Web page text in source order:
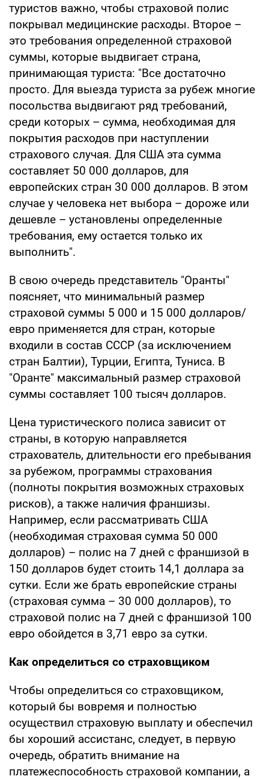
туристов важно, чтобы страховой полис
покрывал медицинские расходы. Второе –
это требования определенной страховой
суммы, которые выдвигает страна,
принимающая туриста: "Все достаточно
просто. Для выезда туриста за рубеж многие
посольства выдвигают ряд требований,
среди которых – сумма, необходимая для
покрытия расходов при наступлении
страхового случая. Для США эта сумма
составляет 50 000 долларов, для
европейских стран 30 000 долларов. В этом
случае у человека нет выбора – дороже или
дешевле – установлены определенные
требования, ему остается только их
выполнить".
В свою очередь представитель "Оранты"
поясняет, что минимальный размер
страховой суммы 5 000 и 15 000 долларов/
евро применяется для стран, которые
входили в состав СССР (за исключением
стран Балтии), Турции, Египта, Туниса. В
"Оранте" максимальный размер страховой
суммы составляет 100 тысяч долларов.
Цена туристического полиса зависит от
страны, в которую направляется
страхователь, длительности его пребывания
за рубежом, программы страхования
(полноты покрытия возможных страховых
рисков), а также наличия франшизы.
Например, если рассматривать США
(необходимая страховая сумма 50 000
долларов) – полис на 7 дней с франшизой в
150 долларов будет стоить 14,1 доллара за
сутки. Если же брать европейские страны
(страховая сумма – 30 000 долларов), то
страховой полис на 7 дней с франшизой 100
евро обойдется в 3,71 евро за сутки.
Как определиться со страховщиком
Чтобы определиться со страховщиком,
который бы вовремя и полностью
осуществил страховую выплату и обеспечил
бы хороший ассистанс, следует, в первую
очередь, обратить внимание на
платежеспособность страховой компании, а